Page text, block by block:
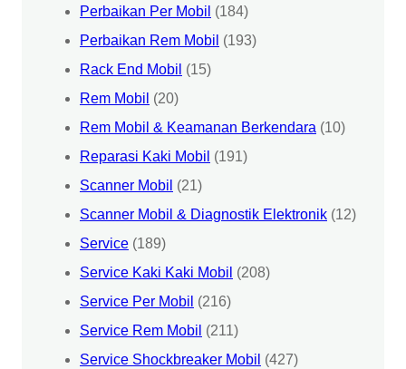
Perbaikan Per Mobil (184)
Perbaikan Rem Mobil (193)
Rack End Mobil (15)
Rem Mobil (20)
Rem Mobil & Keamanan Berkendara (10)
Reparasi Kaki Mobil (191)
Scanner Mobil (21)
Scanner Mobil & Diagnostik Elektronik (12)
Service (189)
Service Kaki Kaki Mobil (208)
Service Per Mobil (216)
Service Rem Mobil (211)
Service Shockbreaker Mobil (427)